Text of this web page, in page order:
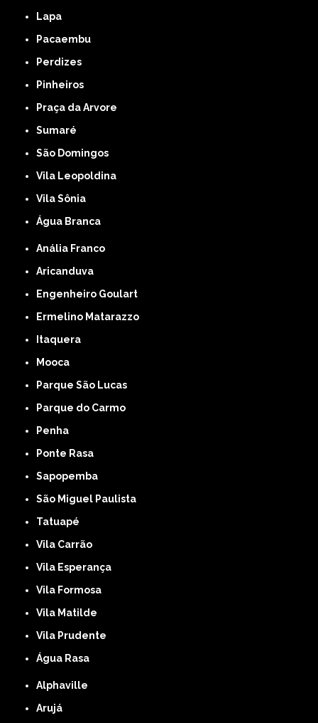
Lapa
Pacaembu
Perdizes
Pinheiros
Praça da Arvore
Sumaré
São Domingos
Vila Leopoldina
Vila Sônia
Água Branca
Anália Franco
Aricanduva
Engenheiro Goulart
Ermelino Matarazzo
Itaquera
Mooca
Parque São Lucas
Parque do Carmo
Penha
Ponte Rasa
Sapopemba
São Miguel Paulista
Tatuapé
Vila Carrão
Vila Esperança
Vila Formosa
Vila Matilde
Vila Prudente
Água Rasa
Alphaville
Arujá